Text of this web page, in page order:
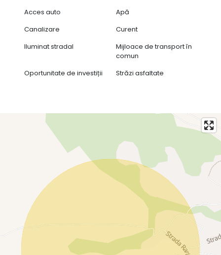
Acces auto
Apă
Canalizare
Curent
Iluminat stradal
Mijloace de transport în
comun
Oportunitate de investiții
Străzi asfaltate